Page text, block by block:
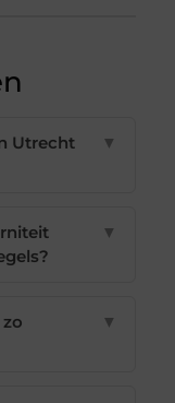
Utrecht
▼
▼
▼